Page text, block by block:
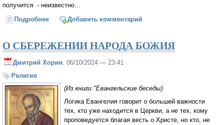
получится - неизвестно…
Подробнее о СКАЗАНИЕ О ДУБЕ МАМВРИЙСКОМ
Добавить комментарий
О СБЕРЕЖЕНИИ НАРОДА БОЖИЯ
Дмитрий Хорин , 06/10/2024 — 23:41
Религия
(Из книги "Евангельские беседы)
Логика Евангелия говорит о большей важности
тех, кто уже находится в Церкви, а не тех, кому
проповедуется благая весть о Христе, но кто, не